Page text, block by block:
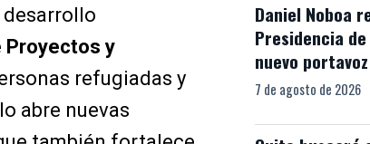
desarrollo
Proyectos y
refugiadas y
abre nuevas
Daniel Noboa
Presidencia
nuevo portavoz
7 de agosto de 2026